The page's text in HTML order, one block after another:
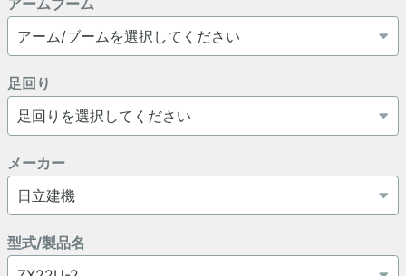
足回り
メーカー
型式/製品名